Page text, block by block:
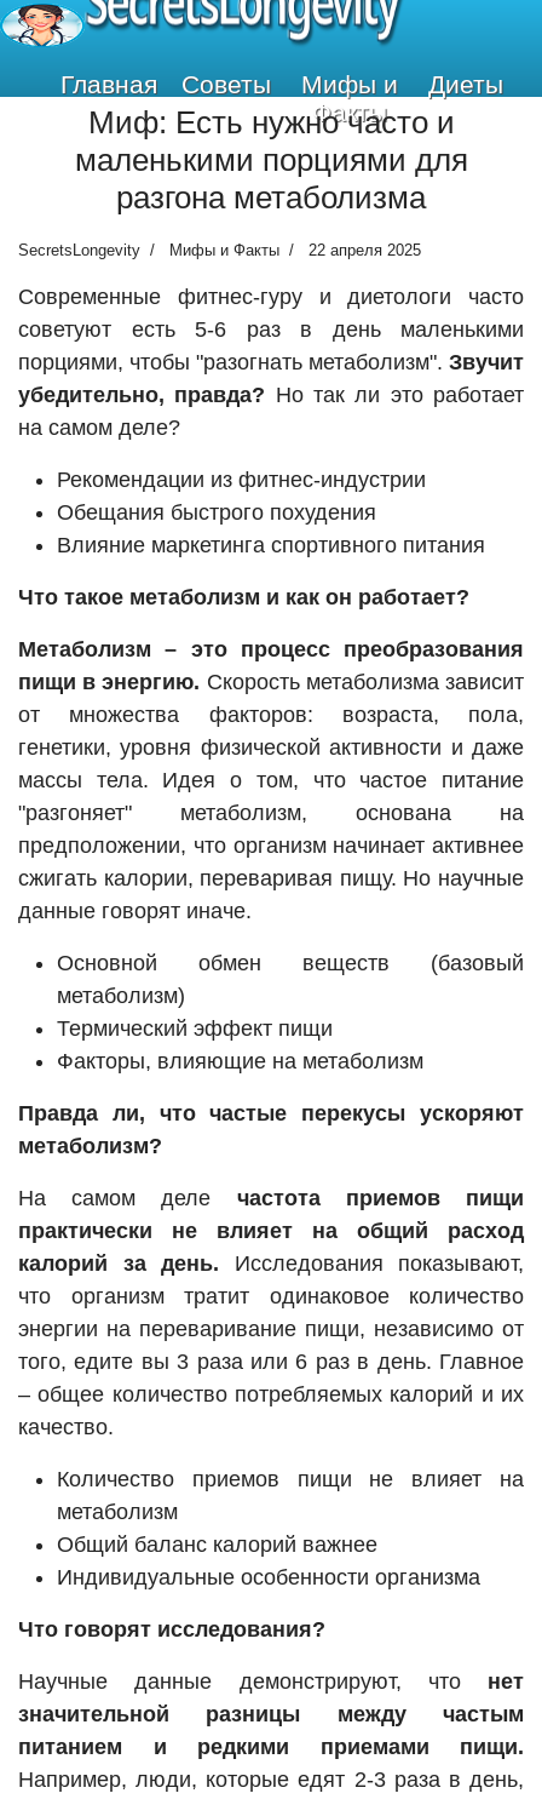
Главная Советы
Мифы и
Факты
Диеты
Миф: Есть нужно часто и
маленькими порциями для
разгона метаболизма
SecretsLongevity Мифы и Факты 22 апреля 2025
Современные фитнес-гуру и диетологи часто
советуют есть 5-6 раз в день маленькими
порциями, чтобы "разогнать метаболизм". Звучит
убедительно, правда? Но так ли это работает
на самом деле?
Рекомендации из фитнес-индустрии
Обещания быстрого похудения
Влияние маркетинга спортивного питания
Что такое метаболизм и как он работает?
Метаболизм – это процесс преобразования
пищи в энергию. Скорость метаболизма зависит
от множества факторов: возраста, пола,
генетики, уровня физической активности и даже
массы тела. Идея о том, что частое питание
"разгоняет" метаболизм, основана на
предположении, что организм начинает активнее
сжигать калории, переваривая пищу. Но научные
данные говорят иначе.
Основной обмен веществ (базовый
метаболизм)
Термический эффект пищи
Факторы, влияющие на метаболизм
Правда ли, что частые перекусы ускоряют
метаболизм?
На самом деле частота приемов пищи
практически не влияет на общий расход
калорий за день. Исследования показывают,
что организм тратит одинаковое количество
энергии на переваривание пищи, независимо от
того, едите вы 3 раза или 6 раз в день. Главное
– общее количество потребляемых калорий и их
качество.
Количество приемов пищи не влияет на
метаболизм
Общий баланс калорий важнее
Индивидуальные особенности организма
Что говорят исследования?
Научные данные демонстрируют, что нет
значительной разницы между частым
питанием и редкими приемами пищи.
Например, люди, которые едят 2-3 раза в день,